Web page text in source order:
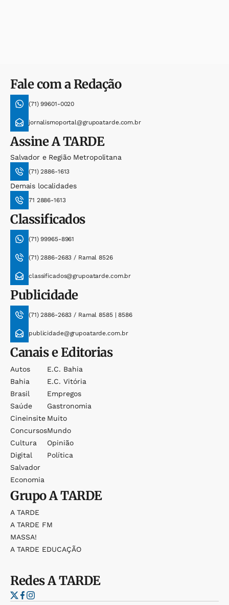
Fale com a Redação
(71) 99601-0020
jornalismoportal@grupoatarde.com.br
AssineA TARDE
Salvador e Região Metropolitana
(71) 2886-1613
Demais localidades
71 2886-1613
Classificados
(71) 99965-8961
(71) 2886-2683 / Ramal 8526
classificados@grupoatarde.com.br
Publicidade
(71) 2886-2683 / Ramal 8585 | 8586
publicidade@grupoatarde.com.br
Canais e Editorias
Autos
Bahia
Brasil
Saúde
Cineinsite
Concursos
Cultura
Digital
Salvador
Economia
E.c. Bahia
E.c. Vitória
Empregos
Gastronomia
Muito
Mundo
Opinião
Política
GrupoA TARDE
A TARDE
A TARDE FM
MASSA!
A TARDE EDUCAÇÃO
RedesA TARDE